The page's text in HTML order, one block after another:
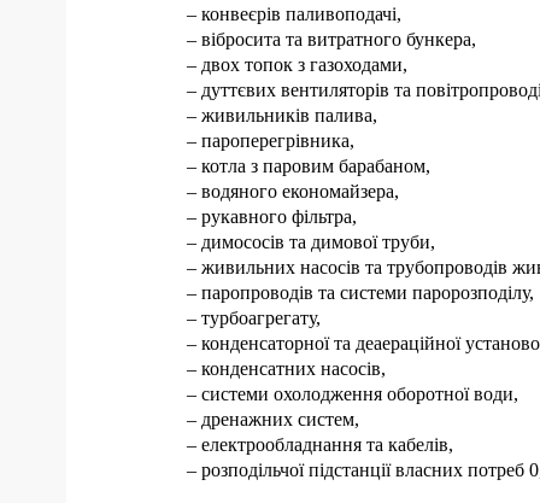
– конвеєрів паливоподачі,
– вібросита та витратного бункера,
– двох топок з газоходами,
– дуттєвих вентиляторів та
– живильників палива,
– пароперегрівника,
– котла з паровим барабаном,
– водяного економайзера,
– рукавного фільтра,
– димососів та димової труби,
– живильних насосів та трубопроводів
– паропроводів та системи паророзподілу,
– турбоагрегату,
– конденсаторної та деаераційної
– конденсатних насосів,
– системи охолодження оборотної води,
– дренажних систем,
– електрообладнання та кабелів,
– розподільчої підстанції власних потреб